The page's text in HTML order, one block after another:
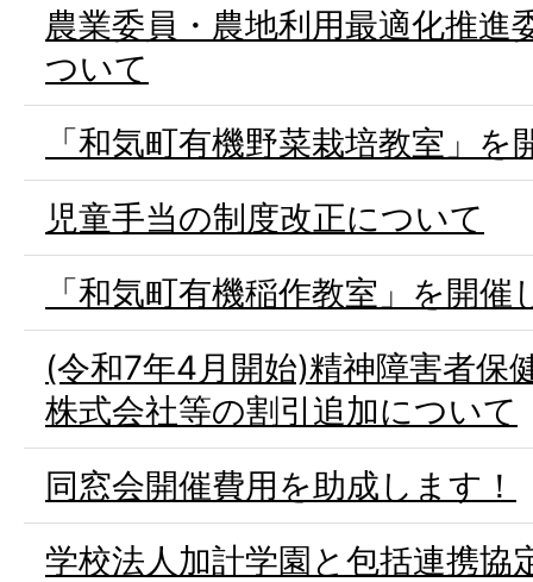
農業委員・農地利用最適化推進
ついて
「和気町有機野菜栽培教室」を
児童手当の制度改正について
「和気町有機稲作教室」を開催
(令和7年4月開始)精神障害者保
株式会社等の割引追加について
同窓会開催費用を助成します！
学校法人加計学園と包括連携協